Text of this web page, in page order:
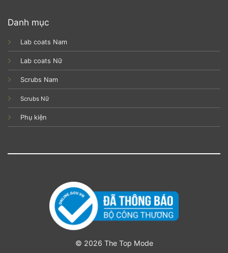
Danh mục
Lab coats Nam
Lab coats Nữ
Scrubs Nam
Scrubs Nữ
Phụ kiện
© 2026 The Top Mode